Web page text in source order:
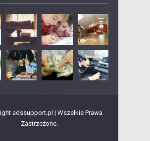
adssupport.pl | Wszelkie Prawa
Zastrzeżone.